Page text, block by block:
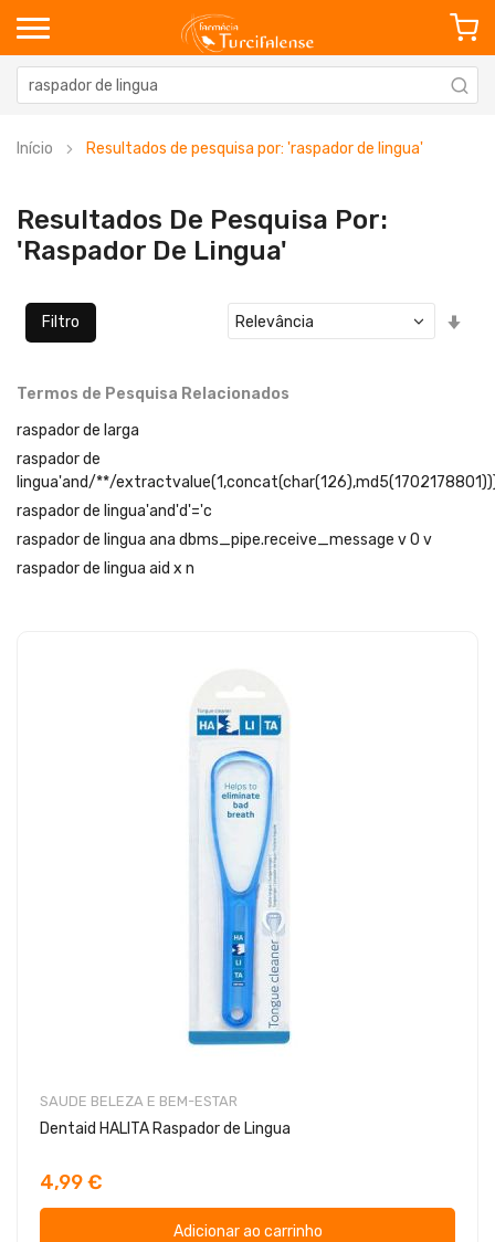
Início Resultados de pesquisa por: 'raspador de lingua'
Resultados De Pesquisa Por:
'raspador De Lingua'
Filtro
Termos de Pesquisa Relacionados
raspador de larga
raspador de
lingua'and/**/
raspador de lingua'and'd'='c
raspador de lingua ana dbms_pipe.receive_message v 0 v
raspador de lingua aid x n
SAUDE BELEZA E BEM-ESTAR
Dentaid HALITA Raspador de Lingua
4,99 €
Adicionar ao carrinho